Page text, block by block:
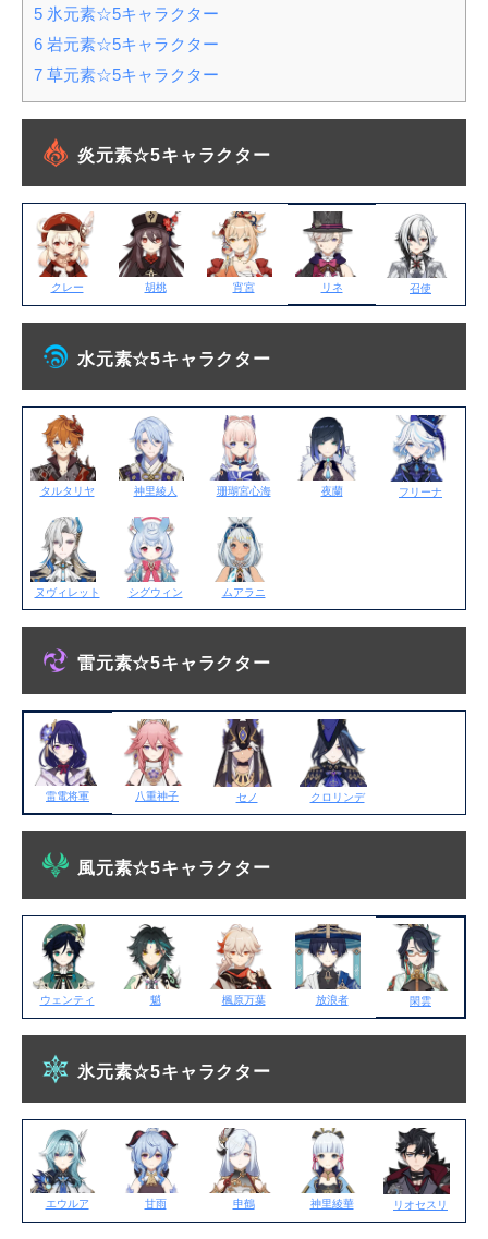
5 氷元素☆5キャラクター
6 岩元素☆5キャラクター
7 草元素☆5キャラクター
炎元素☆5キャラクター
クレー 胡桃 宵宮 リネ 召使
水元素☆5キャラクター
タルタリヤ 神里綾人 珊瑚宮心海 夜蘭 フリーナ
ヌヴィレット シグウィン ムアラニ
雷元素☆5キャラクター
雷電将軍 八重神子 セノ クロリンデ
風元素☆5キャラクター
ウェンティ 魈 楓原万葉 放浪者 閑雲
氷元素☆5キャラクター
エウルア 甘雨 申鶴 神里綾華 リオセスリ